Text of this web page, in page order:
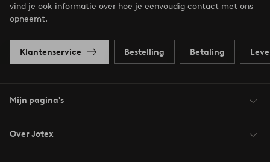
vind je ook informatie over hoe je eenvoudig contact met ons
opneemt.
Klantenservice Bestelling Betaling
Mijn pagina's
Over Jotex